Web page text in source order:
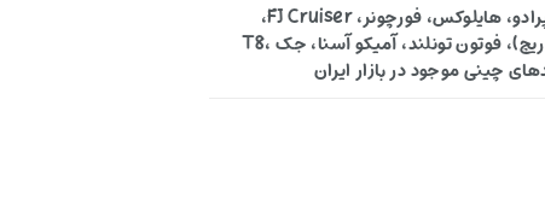
🚙 خودروهای مناسب: تویوتا لندکروزر، پرادو، هایلوکس، فورچونر، FJ Cruiser،
میتسوبیشی پاجرو، نیسان پیکاپ (زوران و ریچ)، فوتون تونلند، آمیکو آسنا، جک T8،